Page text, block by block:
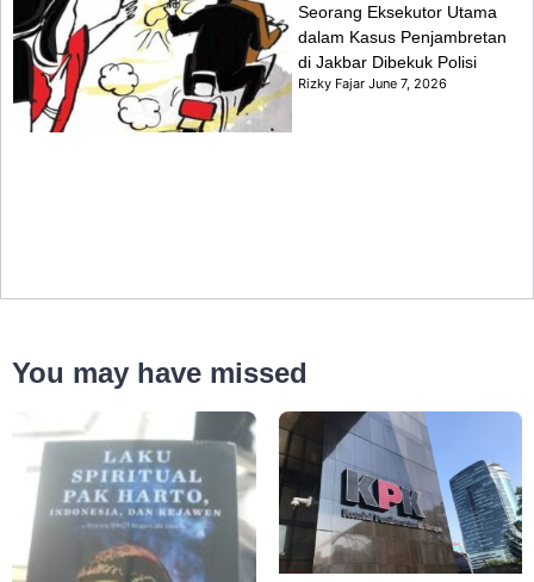
Seorang Eksekutor Utama
dalam Kasus Penjambretan
di Jakbar Dibekuk Polisi
Rizky FajarJune 7, 2026
You may have missed